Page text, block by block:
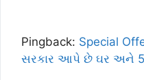
Pingback: Special
સરકાર આપે છે ઘર અને